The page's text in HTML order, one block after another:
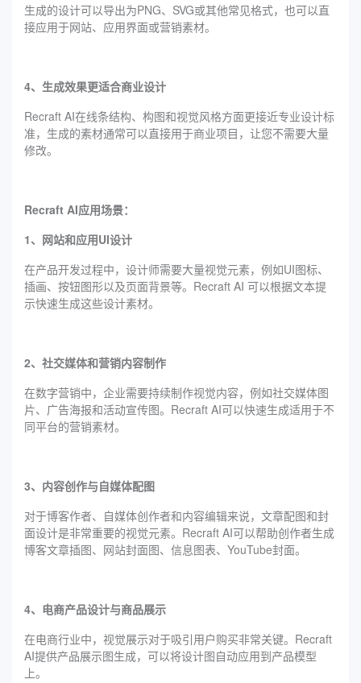
生成的设计可以导出为PNG、SVG或其他常见格式，也可以直
接应用于网站、应用界面或营销素材。
4、生成效果更适合商业设计
Recraft AI在线条结构、构图和视觉风格方面更接近专业设计标
准，生成的素材通常可以直接用于商业项目，让您不需要大量
修改。
Recraft AI应用场景：
1、网站和应用UI设计
在产品开发过程中，设计师需要大量视觉元素，例如UI图标、
插画、按钮图形以及页面背景等。Recraft AI 可以根据文本提
示快速生成这些设计素材。
2、社交媒体和营销内容制作
在数字营销中，企业需要持续制作视觉内容，例如社交媒体图
片、广告海报和活动宣传图。Recraft AI可以快速生成适用于不
同平台的营销素材。
3、内容创作与自媒体配图
对于博客作者、自媒体创作者和内容编辑来说，文章配图和封
面设计是非常重要的视觉元素。Recraft AI可以帮助创作者生成
博客文章插图、网站封面图、信息图表、YouTube封面。
4、电商产品设计与商品展示
在电商行业中，视觉展示对于吸引用户购买非常关键。Recraft
AI提供产品展示图生成，可以将设计图自动应用到产品模型
上。